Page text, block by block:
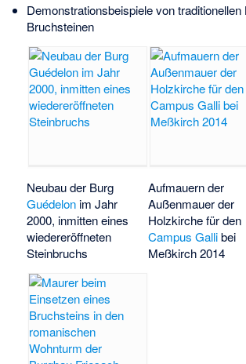
Demonstrationsbeispiele von
Bruchsteinen
Neubau der Burg
Guédelon im Jahr
2000, inmitten eines
wiedereröffneten
Steinbruchs
Aufmauern der
Außenmauer der
Holzkirche für den
Campus Gallibei
Meßkirch 2014